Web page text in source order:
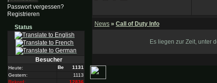
Passwort vergessen?
Registrieren
Status
Besucher
Heute:
1131
Gestern:
1113
News » Call of Duty Info
Es liegen zur Zeit, unter